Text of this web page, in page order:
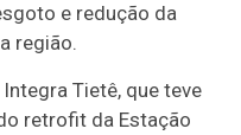
e redução da
região.
Tietê, que teve
retrofit da Estação